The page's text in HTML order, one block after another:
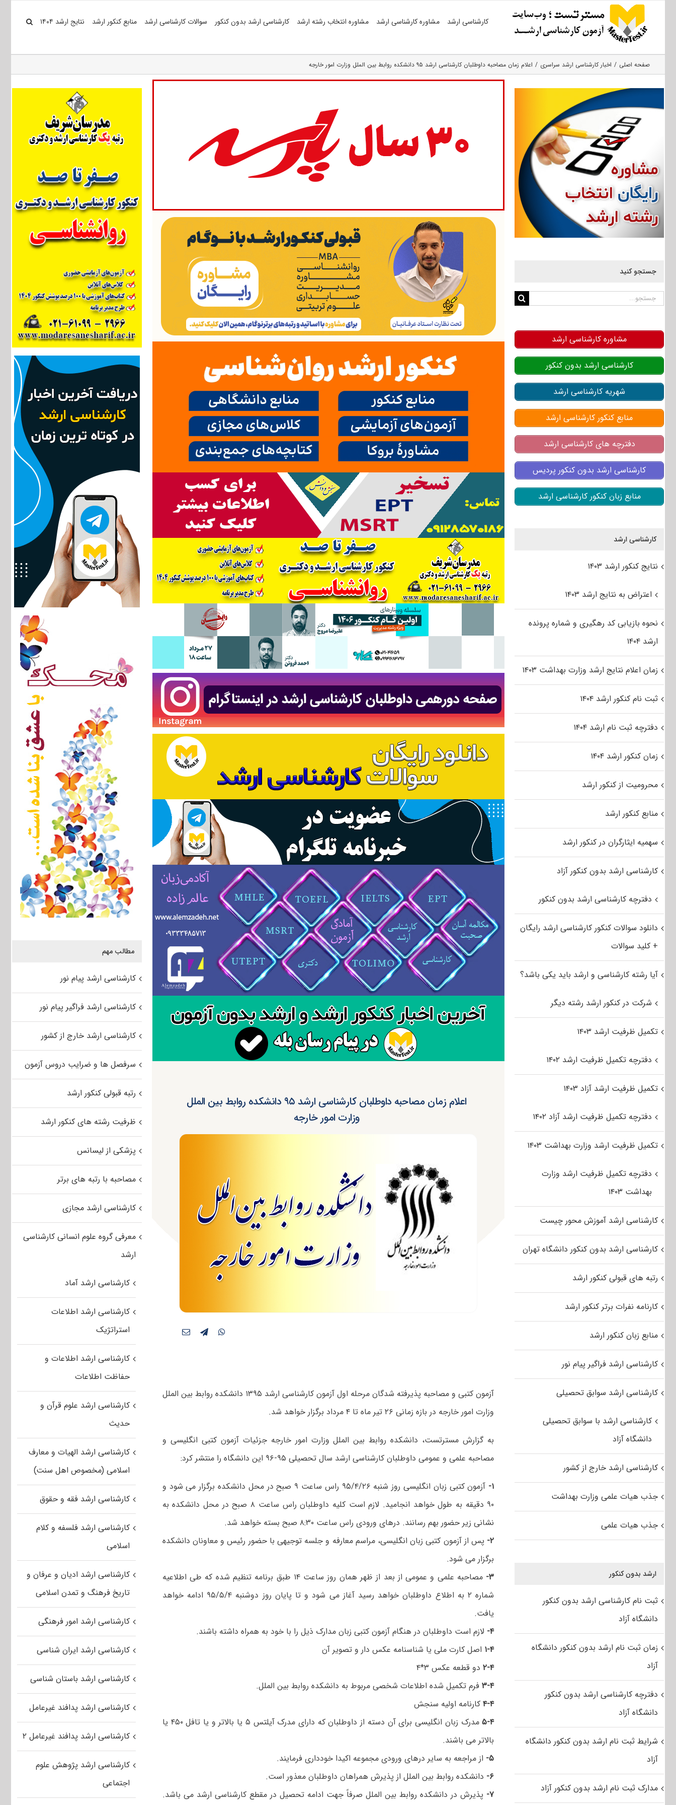
کارشناسی ارشد مشاوره کارشناسی ارشد مشاوره انتخاب رشته ارشد کارشناسی ارشد بدون کنکور سوالات کارشناسی ارشد منابع کنکور ارشد نتایج ارشد ۱۴۰۴
صفحه اصلی اخبار کارشناسی ارشد سراسری اعلام زمان مصاحبه داوطلبان کارشناسی ارشد ۹۵ دانشکده روابط بین الملل وزارت امور خارجه
اعلام زمان مصاحبه داوطلبان کارشناسی ارشد ۹۵ دانشکده روابط بین الملل
وزارت امور خارجه
آزمون کتبی و مصاحبه پذیرفته شدگان مرحله اول آزمون کارشناسی ارشد ۱۳۹۵ دانشکده روابط بین الملل
وزارت امور خارجه در بازه زمانی ۲۶ تیر ماه تا ۴ مرداد برگزار خواهد شد.
به گزارش مسترتست، دانشکده روابط بین الملل وزارت امور خارجه جزئیات آزمون کتبی انگلیسی و
مصاحبه علمی و عمومی داوطلبان کارشناسی ارشد سال تحصیلی ۹۵-۹۶ این دانشگاه را منتشر کرد:
۱-
آزمون کتبی زبان انگلیسی روز شنبه ۹۵/۴/۲۶ راس ساعت ۹ صبح در محل دانشکده برگزار می شود و
۹۰ دقیقه به طول خواهد انجامید. لازم است کلیه داوطلبان راس ساعت ۸ صبح در محل دانشکده به
نشانی زیر حضور بهم رسانند. درهای ورودی راس ساعت ۸:۳۰ صبح بسته خواهد شد.
۲- پس از آزمون کتبی زبان انگلیسی، مراسم معارفه و جلسه توجیهی با حضور رئیس و معاونان دانشکده
برگزار می شود.
۳-
مصاحبه علمی و عمومی از بعد از ظهر همان روز ساعت ۱۴ طبق برنامه تنظیم شده که طی اطلاعیه
شماره ۲ به اطلاع داوطلبان خواهد رسید آغاز می شود و تا پایان روز دوشنبه ۹۵/۵/۴ ادامه خواهد
یافت.
۴- لازم است داوطلبان در هنگام آزمون کتبی زبان مدارک ذیل را با خود به همراه داشته باشند.
۱-۴ اصل کارت ملی یا شناسنامه عکس دار و تصویر آن
۲-۴دو قطعه عکس ۳*۴
۳-۴فرم تکمیل شده اطلاعات شخصی مربوط به دانشکده روابط بین الملل.
۴-۴کارنامه اولیه سنجش
۵-۴
مدرک زبان انگلیسی برای آن دسته از داوطلبان که دارای مدرک آیلتس ۵ یا بالاتر و یا تافل ۴۵۰ یا
بالاتر می باشند.
۵- از مراجعه به سایر درهای ورودی مجموعه اکیدا خودداری فرمایند.
۶- دانشکده روابط بین الملل از پذیرش همراهان داوطلبان معذور است.
۷- پذیرش در دانشکده روابط بین الملل صرفاً جهت ادامه تحصیل در مقطع کارشناسی ارشد می باشد.
مطالب مهم
کارشناسی ارشد پیام نور
کارشناسی ارشد فراگیر پیام نور
کارشناسی ارشد خارج از کشور
سرفصل ها و ضرایب دروس آزمون
رتبه قبولی کنکور ارشد
ظرفیت رشته های کنکور ارشد
پزشکی از لیسانس
مصاحبه با رتبه های برتر
کارشناسی ارشد مجازی
معرفی گروه علوم انسانی کارشناسی
ارشد
کارشناسی ارشد آماد
کارشناسی ارشد اطلاعات
استراتژیک
کارشناسی ارشد اطلاعات و
حفاظت اطلاعات
کارشناسی ارشد علوم قرآن و
حدیث
کارشناسی ارشد الهیات و معارف
اسلامی (مخصوص اهل سنت)
کارشناسی ارشد فقه و حقوق
کارشناسی ارشد فلسفه و کلام
اسلامی
کارشناسی ارشد ادیان و عرفان و
تاریخ فرهنگ و تمدن اسلامی
کارشناسی ارشد امور فرهنگی
کارشناسی ارشد ایران شناسی
کارشناسی ارشد باستان شناسی
کارشناسی ارشد پدافند غیرعامل
کارشناسی ارشد پدافند غیرعامل ۲
کارشناسی ارشد پژوهش علوم
اجتماعی
جستجو کنید
جستجو
مشاوره کارشناسی ارشد
کارشناسی ارشد بدون کنکور
شهریه کارشناسی ارشد
منابع کنکور کارشناسی ارشد
دفترچه های کارشناسی ارشد
کارشناسی ارشد بدون کنکور پردیس
منابع زبان کنکور کارشناسی ارشد
کارشناسی ارشد
نتایج کنکور ارشد ۱۴۰۳
اعتراض به نتایج ارشد ۱۴۰۳
نحوه بازیابی کد رهگیری و شماره پرونده
ارشد ۱۴۰۴
زمان اعلام نتایج ارشد وزارت بهداشت ۱۴۰۳
ثبت نام کنکور ارشد ۱۴۰۴
دفترچه ثبت نام ارشد ۱۴۰۴
زمان کنکور ارشد ۱۴۰۴
محرومیت از کنکور ارشد
منابع کنکور ارشد
سهمیه ایثارگران در کنکور ارشد
کارشناسی ارشد بدون کنکور آزاد
دفترچه کارشناسی ارشد بدون کنکور
دانلود سوالات کنکور کارشناسی ارشد رایگان
+ کلید سوالات
آیا رشته کارشناسی و ارشد باید یکی باشد؟
شرکت در کنکور ارشد رشته دیگر
تکمیل ظرفیت ارشد ۱۴۰۳
دفترچه تکمیل ظرفیت ارشد ۱۴۰۲
تکمیل ظرفیت ارشد آزاد ۱۴۰۳
دفترچه تکمیل ظرفیت ارشد آزاد ۱۴۰۲
تکمیل ظرفیت ارشد وزارت بهداشت ۱۴۰۳
دفترچه تکمیل ظرفیت ارشد وزارت
بهداشت ۱۴۰۳
کارشناسی ارشد آموزش محور چیست
کارشناسی ارشد بدون کنکور دانشگاه تهران
رتبه های قبولی کنکور ارشد
کارنامه نفرات برتر کنکور ارشد
منابع زبان کنکور ارشد
کارشناسی ارشد فراگیر پیام نور
کارشناسی ارشد سوابق تحصیلی
کارشناسی ارشد با سوابق تحصیلی
دانشگاه آزاد
کارشناسی ارشد خارج از کشور
جذب هیات علمی وزارت بهداشت
جذب هیات علمی
ارشد بدون کنکور
ثبت نام کارشناسی ارشد بدون کنکور
دانشگاه آزاد
زمان ثبت نام ارشد بدون کنکور دانشگاه
آزاد
دفترچه کارشناسی ارشد بدون کنکور
دانشگاه آزاد
شرایط ثبت نام ارشد بدون کنکور دانشگاه
آزاد
مدارک ثبت نام ارشد بدون کنکور آزاد